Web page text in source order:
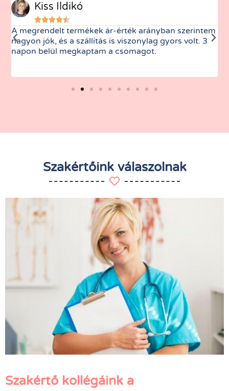
Kiss Ildikó

A megrendelt termékek ár-érték arányban szerintem
nagyon jók, és a szállítás is viszonylag gyors volt. 3
napon belül megkaptam a csomagot.
Szakértőink válaszolnak
Szakértő kollégáink a